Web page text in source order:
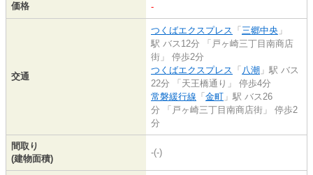
価格 -
交通
つくばエクスプレス 「 三郷中央 」
駅 バス12分 「戸ヶ崎三丁目南商店
街」 停歩2分
つくばエクスプレス 「 八潮 」駅 バス
22分 「天王橋通り」 停歩4分
常磐緩行線 「 金町 」駅 バス26
分 「戸ヶ崎三丁目南商店街」 停歩2
分
間取り
(建物面積)
-(-)